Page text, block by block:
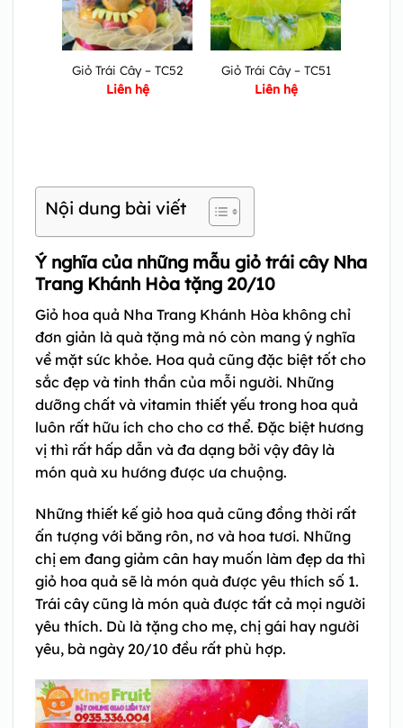
Giỏ Trái Cây – TC52
Liên hệ
Giỏ Trái Cây – TC51
Liên hệ
Nội dung bài viết
Ý nghĩa của những mẫu giỏ trái cây Nha
Trang Khánh Hòa tặng 20/10
Giỏ hoa quả Nha Trang Khánh Hòa không chỉ
đơn giản là quà tặng mà nó còn mang ý nghĩa
về mặt sức khỏe. Hoa quả cũng đặc biệt tốt cho
sắc đẹp và tinh thần của mỗi người. Những
dưỡng chất và vitamin thiết yếu trong hoa quả
luôn rất hữu ích cho cho cơ thể. Đặc biệt hương
vị thì rất hấp dẫn và đa dạng bởi vậy đây là
món quà xu hướng được ưa chuộng.
Những thiết kế giỏ hoa quả cũng đồng thời rất
ấn tượng với băng rôn, nơ và hoa tươi. Những
chị em đang giảm cân hay muốn làm đẹp da thì
giỏ hoa quả sẽ là món quà được yêu thích số 1.
Trái cây cũng là món quà được tất cả mọi người
yêu thích. Dù là tặng cho mẹ, chị gái hay người
yêu, bà ngày 20/10 đều rất phù hợp.